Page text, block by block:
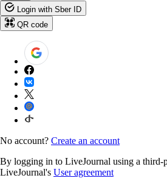
Login with Sber ID
QR code
No account? Create an account
By logging in to LiveJournal using a third-
LiveJournal's User agreement